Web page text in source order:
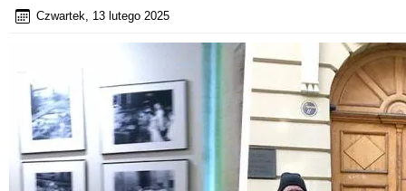
Czwartek, 13 lutego 2025